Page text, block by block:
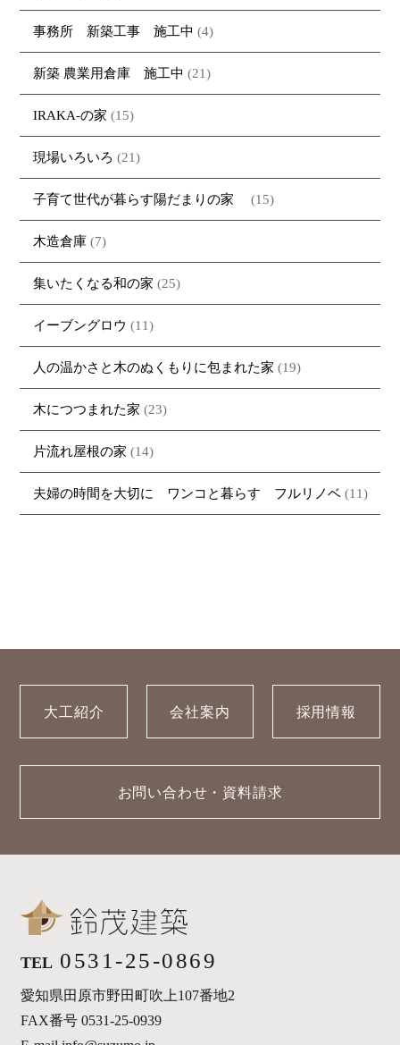
事務所 新築工事 施工中 (4)
新築 農業用倉庫 施工中 (21)
IRAKA-の家 (15)
現場いろいろ (21)
子育て世代が暮らす陽だまりの家 (15)
木造倉庫 (7)
集いたくなる和の家 (25)
イーブングロウ (11)
人の温かさと木のぬくもりに包まれた家 (19)
木につつまれた家 (23)
片流れ屋根の家 (14)
夫婦の時間を大切に ワンコと暮らす フルリノベ (11)
大工紹介 会社案内 採用情報
お問い合わせ・資料請求
TEL 0531-25-0869
愛知県田原市野田町吹上107番地2
FAX番号 0531-25-0939